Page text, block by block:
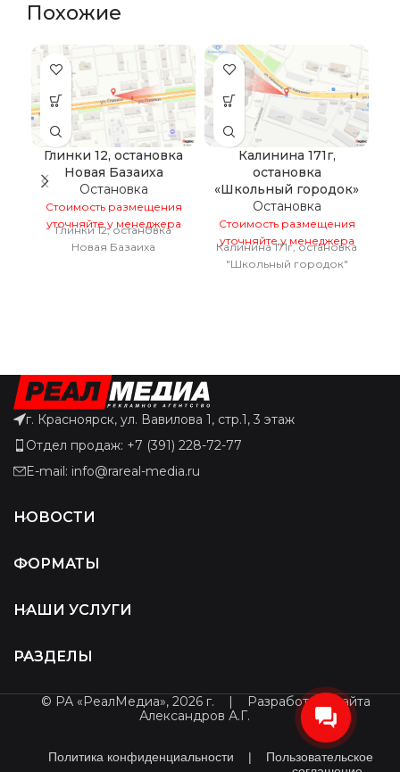
Похожие
Глинки 12, остановка
Новая Базаиха
Остановка
Стоимость размещения
уточняйте у менеджера
Глинки 12, остановка
Новая Базаиха
Калинина 171г,
остановка
«Школьный городок»
Остановка
Стоимость размещения
уточняйте у менеджера
Калинина 171г, остановка
"Школьный городок"
г. Красноярск, ул. Вавилова 1, стр.1, 3 этаж
Отдел продаж: +7 (391) 228-72-77
E-mail: info@rareal-media.ru
НОВОСТИ
ФОРМАТЫ
НАШИ УСЛУГИ
РАЗДЕЛЫ
© РА «РеалМедиа», 2026 г. |
Разработчик сайта
Александров А.Г.
Политика конфиденциальности |
Пользовательское